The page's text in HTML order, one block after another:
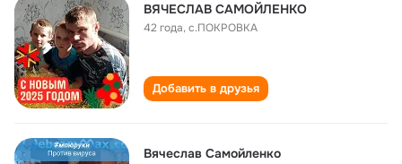
ВЯЧЕСЛАВ САМОЙЛЕНКО
42 года,с.ПОКРОВКА
Добавить в друзья
Вячеслав Самойленко